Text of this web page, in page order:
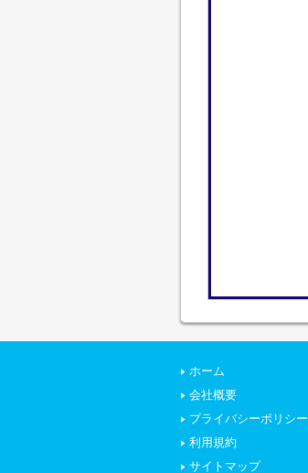
ホーム
会社概要
プライバシーポリシー
利用規約
サイトマップ